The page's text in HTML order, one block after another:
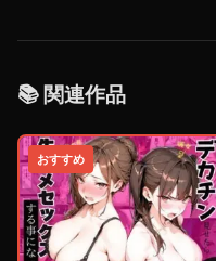
📚 関連作品
おすすめ